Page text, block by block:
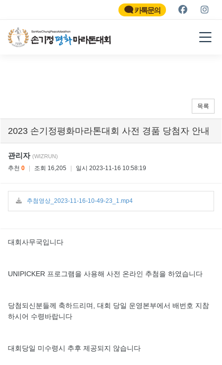
카톡문의
MARATHON
2026
목록
2023 손기정평화마라톤대회 사전 경품 당첨자 안내
관리자 (WIZRUN)
추천 0 조회 16,205 일시 2023-11-16 10:58:19
추첨영상_2023-11-16-10-49-23_1.mp4
대회사무국입니다
UNIPICKER 프로그램을 사용해 사전 온라인 추첨을 하였습니다
당첨되신분들께 축하드리며, 대회 당일 운영본부에서 배번호 지참
하시어 수령바랍니다
대회당일 미수령시 추후 제공되지 않습니다